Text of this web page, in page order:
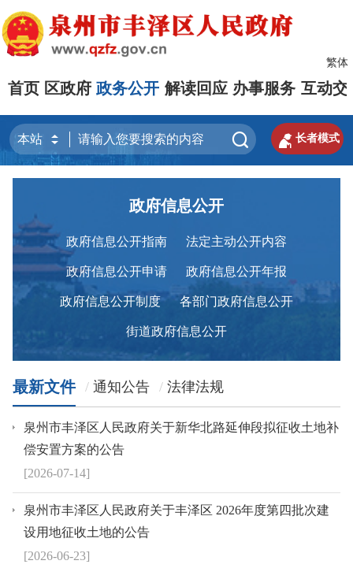
繁体
首页 区政府 政务公开 解读回应 办事服务 互动交
  长者模式
政府信息公开
政府信息公开指南 法定主动公开内容
政府信息公开申请 政府信息公开年报
政府信息公开制度 各部门政府信息公开
街道政府信息公开
最新文件 通知公告 法律法规
[2026-07-14]
泉州市丰泽区人民政府关于新华北路延伸段拟征收土地补
偿安置方案的公告
[2026-06-23]
泉州市丰泽区人民政府关于丰泽区 2026年度第四批次建
设用地征收土地的公告